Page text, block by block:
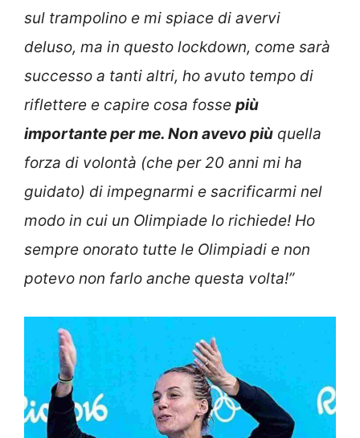
sul trampolino e mi spiace di avervi
deluso, ma in questo lockdown, come sarà
successo a tanti altri, ho avuto tempo di
riflettere e capire cosa fosse più
importante per me. Non avevo più quella
forza di volontà (che per 20 anni mi ha
guidato) di impegnarmi e sacrificarmi nel
modo in cui un Olimpiade lo richiede! Ho
sempre onorato tutte le Olimpiadi e non
potevo non farlo anche questa volta!”